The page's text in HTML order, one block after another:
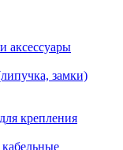
аксессуары
замки)
крепления